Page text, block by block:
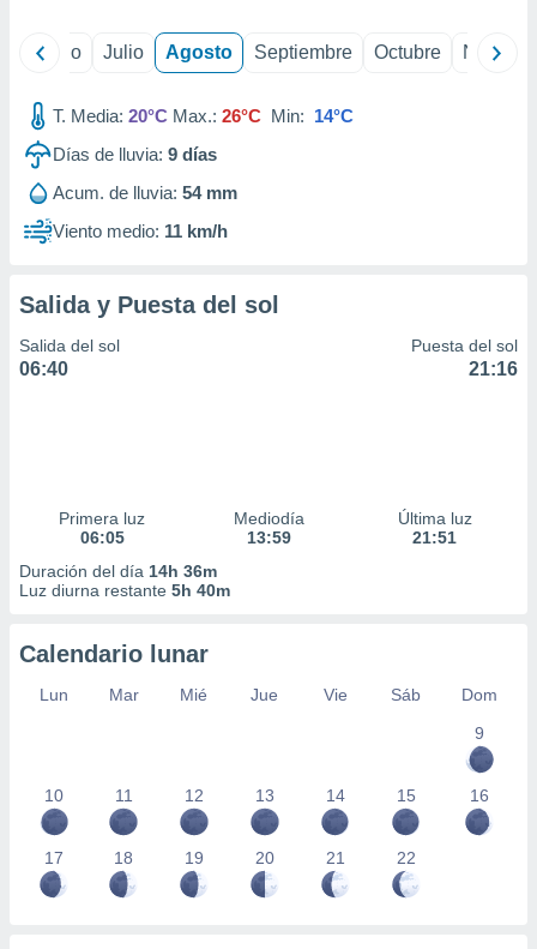
Junio Julio Agosto Septiembre Octubre
T. Media: 20°C Max.: 26°C Min: 14°C
Días de lluvia: 9 días
Acum. de lluvia: 54 mm
Viento medio: 11 km/h
Salida y Puesta del sol
Salida del sol
06:40
Puesta del sol
21:16
Primera luz
06:05
Mediodía
13:59
Última luz
21:51
Duración del día 14h 36m
Luz diurna restante 5h 40m
Calendario lunar
Lun Mar Mié Jue Vie Sáb
Dom
9
10 11 12 13 14 15 16
17 18 19 20 21 22